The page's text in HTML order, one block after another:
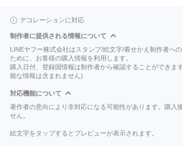
デコレーションに対応
制作者に提供される情報について
LINEヤフー株式会社はスタンプ/絵文字/着せかえ制作者へ
ために、お客様の購入情報を利用します。
購入日付、登録国情報は制作者から確認することができま
能な情報は含まれません)
対応機能について
著作者の意向により非対応になる可能性があります。購入
せん。
絵文字をタップするとプレビューが表示されます。